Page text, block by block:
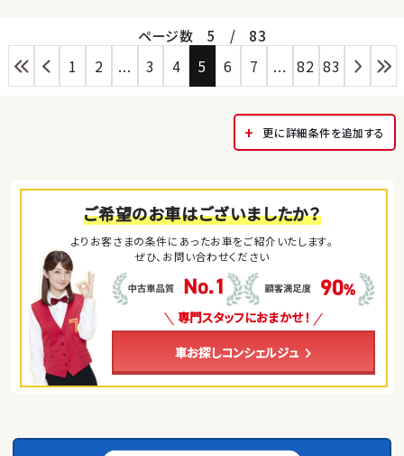
ページ数 5 / 83
1 2 ... 3 4 5 6 7 ... 82 83
更に詳細条件を追加する
ご希望のお車はございましたか？
よりお客さまの条件にあったお車をご紹介いたします。
ぜひ、お問い合わせください
専門スタッフにおまかせ！
車お探しコンシェルジュ